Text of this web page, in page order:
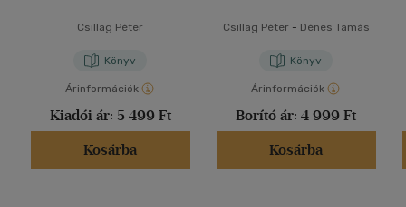
Csillag Péter
Könyv
Árinformációk
Kiadói ár: 5 499 Ft
Kosárba
Csillag Péter - Dénes Tamás
Könyv
Árinformációk
Borító ár: 4 999 Ft
Kosárba